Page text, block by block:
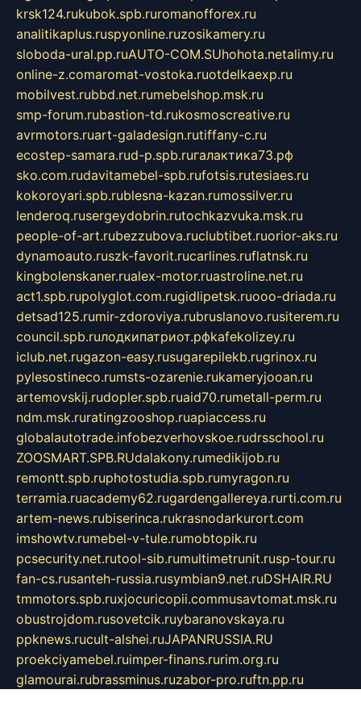
krsk124.rukubok.spb.ruromanofforex.ru
analitikaplus.ruspyonline.ruzosikamery.ru
sloboda-ural.pp.ruAUTO-COM.SUhohota.netalimy.ru
online-z.comaromat-vostoka.ruotdelkaexp.ru
mobilvest.rubbd.net.rumebelshop.msk.ru
smp-forum.rubastion-td.rukosmoscreative.ru
avrmotors.ruart-galadesign.rutiffany-c.ru
ecostep-samara.rud-p.spb.ruгалактика73.рф
sko.com.rudavitamebel-spb.rufotsis.rutesiaes.ru
kokoroyari.spb.rublesna-kazan.rumossilver.ru
lenderoq.rusergeydobrin.rutochkazvuka.msk.ru
people-of-art.rubezzubova.ruclubtibet.ruorior-aks.ru
dynamoauto.ruszk-favorit.rucarlines.ruflatnsk.ru
kingbolenskaner.rualex-motor.ruastroline.net.ru
act1.spb.rupolyglot.com.rugidlipetsk.ruooo-driada.ru
detsad125.rumir-zdoroviya.rubruslanovo.rusiterem.ru
council.spb.ruлодкипатриот.рфkafekolizey.ru
iclub.net.rugazon-easy.rusugarepilekb.rugrinox.ru
pylesostineco.rumsts-ozarenie.rukameryjooan.ru
artemovskij.rudopler.spb.ruaid70.rumetall-perm.ru
ndm.msk.ruratingzooshop.ruapiaccess.ru
globalautotrade.infobezverhovskoe.rudrsschool.ru
ZOOSMART.SPB.RUdalakony.rumedikijob.ru
remontt.spb.ruphotostudia.spb.rumyragon.ru
terramia.ruacademy62.rugardengallereya.rurti.com.ru
artem-news.rubiserinca.rukrasnodarkurort.com
imshowtv.rumebel-v-tule.rumobtopik.ru
pcsecurity.net.rutool-sib.rumultimetrunit.rusp-tour.ru
fan-cs.rusanteh-russia.rusymbian9.net.ruDSHAIR.RU
tmmotors.spb.ruxjocuricopii.commusavtomat.msk.ru
obustrojdom.rusovetcik.ruybaranovskaya.ru
ppknews.rucult-alshei.ruJAPANRUSSIA.RU
proekciyamebel.ruimper-finans.rurim.org.ru
glamourai.rubrassminus.ruzabor-pro.ruftn.pp.ru